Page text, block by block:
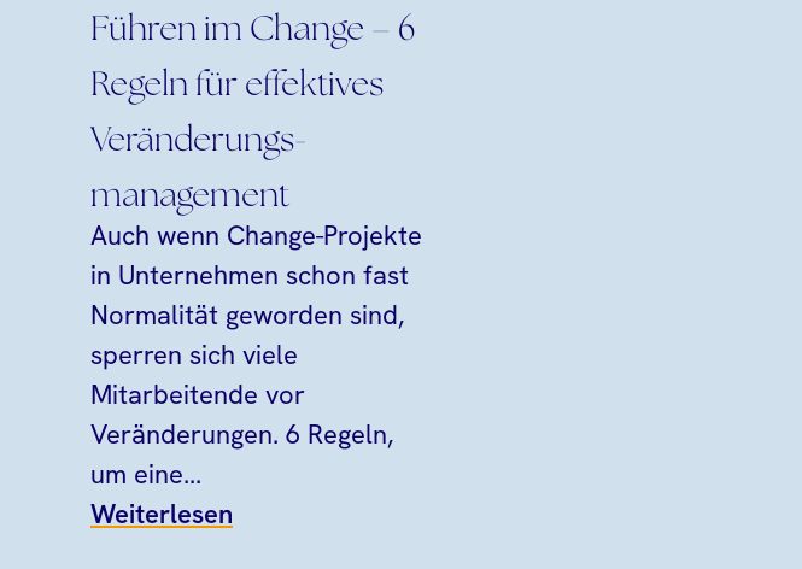
Führen im Change – 6
Regeln für effektives
Veränderungs­
management
Auch wenn Change-Projekte
in Unternehmen schon fast
Normalität geworden sind,
sperren sich viele
Mitarbeitende vor
Veränderungen. 6 Regeln,
um eine...
Weiterlesen